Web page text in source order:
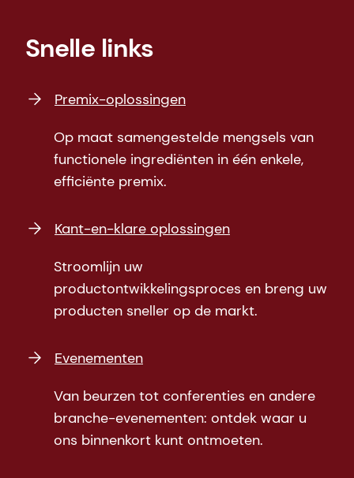
Snelle links
Premix-oplossingen
Op maat samengestelde mengsels van
functionele ingrediënten in één enkele,
efficiënte premix.
Kant-en-klare oplossingen
Stroomlijn uw
productontwikkelingsproces en breng uw
producten sneller op de markt.
Evenementen
Van beurzen tot conferenties en andere
branche-evenementen: ontdek waar u
ons binnenkort kunt ontmoeten.